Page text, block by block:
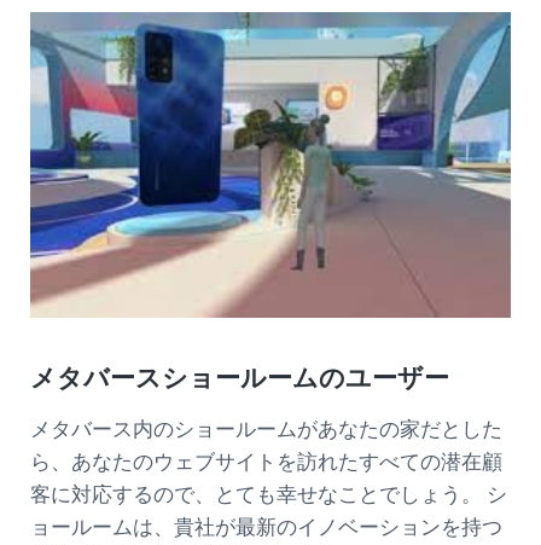
メタバースショールームのユーザー
メタバース内のショールームがあなたの家だとした
ら、あなたのウェブサイトを訪れたすべての潜在顧
客に対応するので、とても幸せなことでしょう。 シ
ョールームは、貴社が最新のイノベーションを持つ